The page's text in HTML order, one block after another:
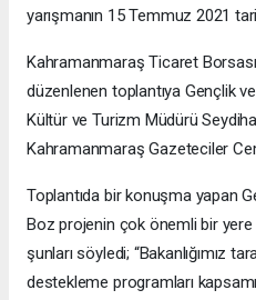
yarışmanın 15 Temmuz 2021
Kahramanmaraş Ticaret
düzenlenen toplantıya Gençlik
Kültür ve Turizm Müdürü
Kahramanmaraş Gazeteciler
Toplantıda bir konuşma yapan
Boz projenin çok önemli bir
şunları söyledi; “Bakanlığımız
destekleme programları